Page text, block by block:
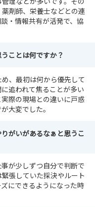
剤師、栄養士などとの連
・情報共有が活発で、協
ことは何ですか？
、最初は何から優先して
追われて焦ることが多い
際の現場との違いに戸惑
大変でした。
がいがあるなぁと思うこ
が少しずつ自分で判断で
張していた採決やルート
にできるようになった時